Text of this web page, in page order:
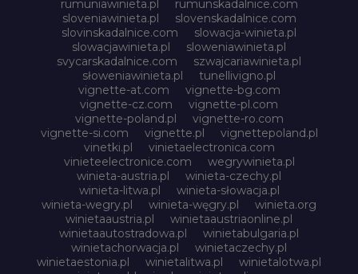
rumuniawinieta.pl
rumunskadalnice.com
sloveniawinieta.pl
slovenskadalnice.com
slovinskadalnice.com
slowacja-winieta.pl
slowacjawinieta.pl
sloweniawinieta.pl
svycarskadalnice.com
szwajcariawinieta.pl
słoweniawinieta.pl
tunellivigno.pl
vignette-at.com
vignette-bg.com
vignette-cz.com
vignette-pl.com
vignette-poland.pl
vignette-ro.com
vignette-si.com
vignette.pl
vignettepoland.pl
vinetki.pl
vinietaelectronica.com
vinieteelectronice.com
wegrywinieta.pl
winieta-austria.pl
winieta-czechy.pl
winieta-litwa.pl
winieta-słowacja.pl
winieta-wegry.pl
winieta-węgry.pl
winieta.org
winietaaustria.pl
winietaaustriaonline.pl
winietaautostradowa.pl
winietabulgaria.pl
winietachorwacja.pl
winietaczechy.pl
winietaestonia.pl
winietalitwa.pl
winietalotwa.pl